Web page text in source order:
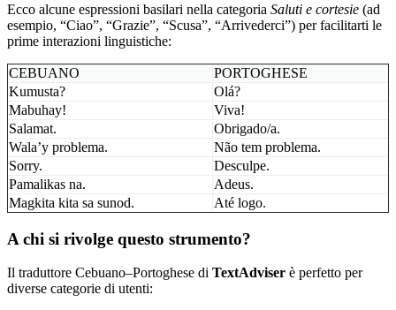
Ecco alcune espressioni basilari nella categoria Saluti e cortesie (ad
esempio, “Ciao”, “Grazie”, “Scusa”, “Arrivederci”) per facilitarti le
prime interazioni linguistiche:
CEBUANO
PORTOGHESE
Kumusta?
Olá?
Mabuhay!
Viva!
Salamat.
Obrigado/a.
Wala’y problema.
Não tem problema.
Sorry.
Desculpe.
Pamalikas na.
Adeus.
Magkita kita sa sunod.
Até logo.
A chi si rivolge questo strumento?
Il traduttore Cebuano–Portoghese di TextAdviser è perfetto per
diverse categorie di utenti: